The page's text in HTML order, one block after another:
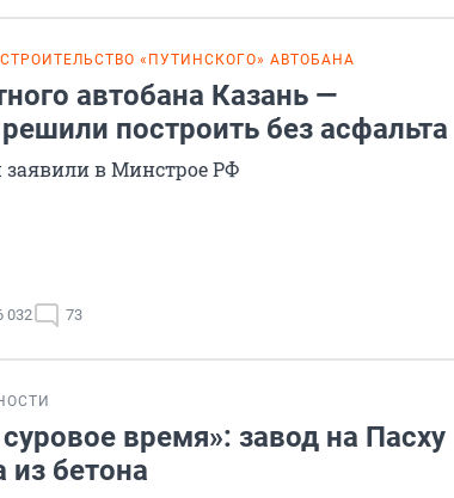
СТРОИТЕЛЬСТВО «ПУТИНСКОГО» АВТОБАНА
автобана Казань —
построить без асфальта
заявили в Минстрое РФ
032 73
время»: завод на Пасху
из бетона